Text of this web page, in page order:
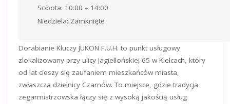
Sobota: 10:00 – 14:00
Niedziela: Zamknięte
Dorabianie Kluczy JUKON F.U.H. to punkt usługowy
zlokalizowany przy ulicy Jagiellońskiej 65 w Kielcach, który
od lat cieszy się zaufaniem mieszkańców miasta,
zwłaszcza dzielnicy Czarnów. To miejsce, gdzie tradycja
zegarmistrzowska łączy się z wysoką jakością usług